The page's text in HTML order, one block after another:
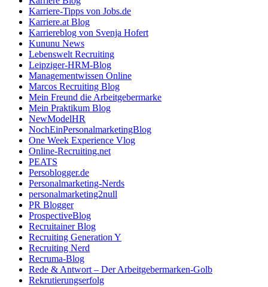
Karriere-Tipps von Jobs.de
Karriere.at Blog
Karriereblog von Svenja Hofert
Kununu News
Lebenswelt Recruiting
Leipziger-HRM-Blog
Managementwissen Online
Marcos Recruiting Blog
Mein Freund die Arbeitgebermarke
Mein Praktikum Blog
NewModelHR
NochEinPersonalmarketingBlog
One Week Experience Vlog
Online-Recruiting.net
PEATS
Persoblogger.de
Personalmarketing-Nerds
personalmarketing2null
PR Blogger
ProspectiveBlog
Recruitainer Blog
Recruiting Generation Y
Recruiting Nerd
Recruma-Blog
Rede & Antwort – Der Arbeitgebermarken-Golb
Rekrutierungserfolg